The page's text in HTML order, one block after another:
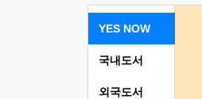
YES NOW
국내도서
외국도서